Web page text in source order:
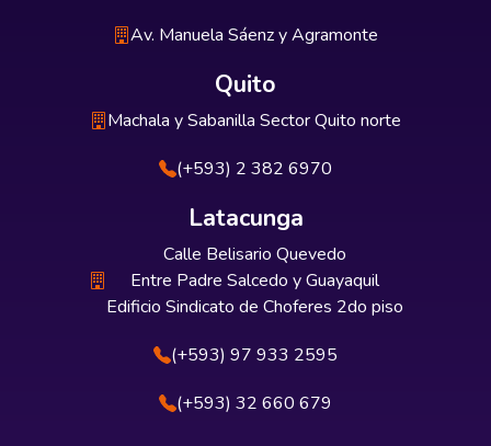
Av. Manuela Sáenz y Agramonte
Quito
Machala y Sabanilla Sector Quito norte
(+593) 2 382 6970
Latacunga
Calle Belisario Quevedo
Entre Padre Salcedo y Guayaquil
Edificio Sindicato de Choferes 2do piso
(+593) 97 933 2595
(+593) 32 660 679